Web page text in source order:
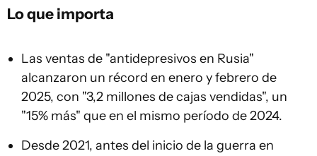
Lo que importa
Las ventas de "antidepresivos en Rusia"
alcanzaron un récord en enero y febrero de
2025, con "3,2 millones de cajas vendidas", un
"15% más" que en el mismo período de 2024.
Desde 2021, antes del inicio de la guerra en